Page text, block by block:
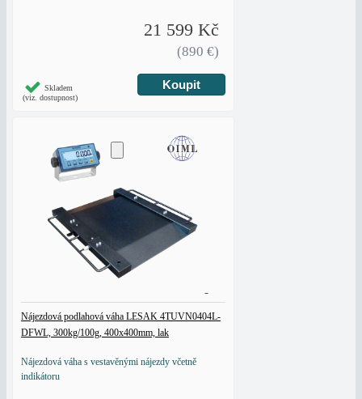
21 599 Kč
(890 €)
Skladem
(viz. dostupnost)
Nájezdová podlahová váha LESAK 4TUVN0404L-
DFWL, 300kg/100g, 400x400mm, lak
Nájezdová váha s vestavěnými nájezdy včetně
indikátoru